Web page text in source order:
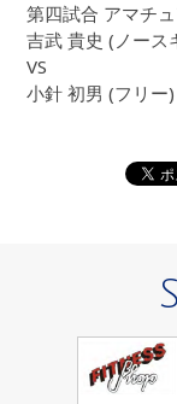
第四試合 アマチ
吉武 貴史 (ノース
VS
小針 初男 (フリー)